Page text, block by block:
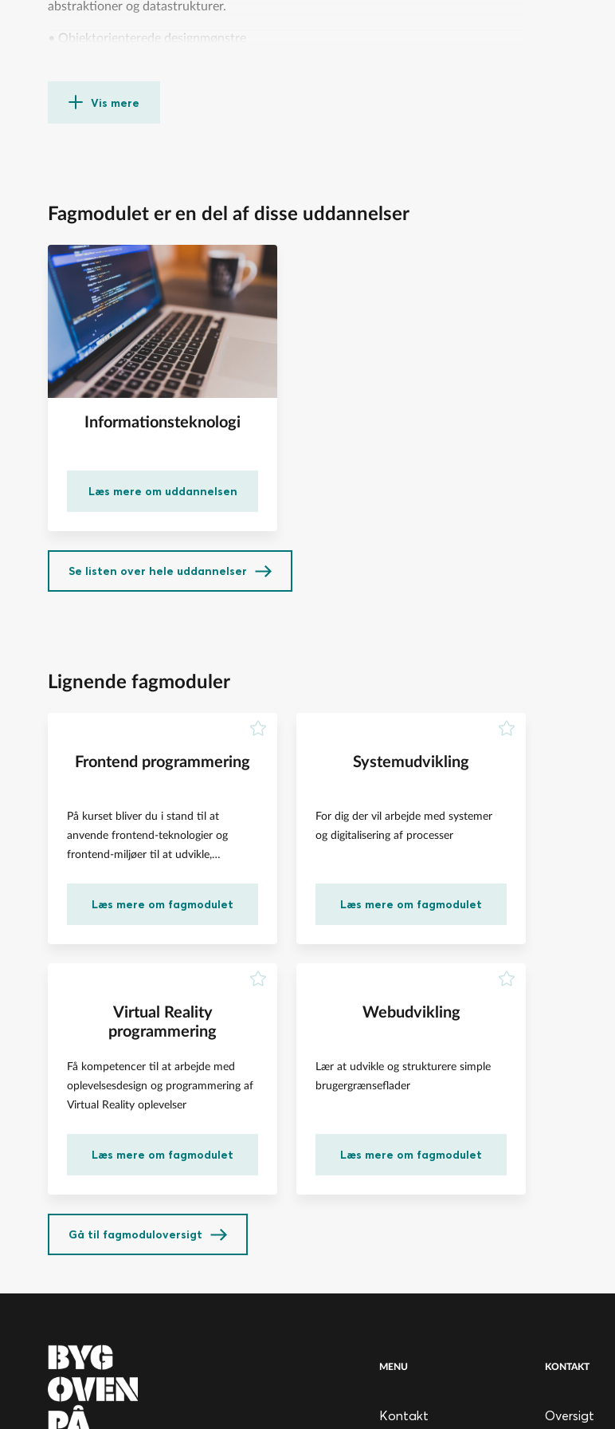
abstraktioner og datastrukturer.
• Objektorienterede designmønstre
• Sprog og grammatikker, regulære udtryk, tilstandsmaskiner.
Vis mere
Fagmodulet er en del af disse uddannelser
Informationsteknologi
Læs mere om uddannelsen
Se listen over hele uddannelser
Lignende fagmoduler
Frontend programmering
På kurset bliver du i stand til at
anvende frontend-teknologier og
frontend-miljøer til at udvikle,
Læs mere om fagmodulet
Systemudvikling
For dig der vil arbejde med systemer
og digitalisering af processer
Læs mere om fagmodulet
Virtual Reality
programmering
Få kompetencer til at arbejde med
oplevelsesdesign og programmering af
Virtual Reality oplevelser
Læs mere om fagmodulet
Webudvikling
Lær at udvikle og strukturere simple
brugergrænseflader
Læs mere om fagmodulet
Gå til fagmoduloversigt
MENU
Kontakt
KONTAKT
Oversigt